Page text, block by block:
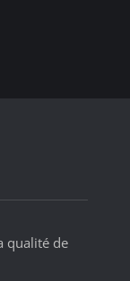
qualité de